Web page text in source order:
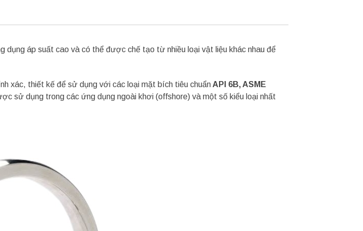
áp suất cao và có thể được chế tạo từ nhiều loại vật liệu khác nhau để
xác, thiết kế để sử dụng với các loại mặt bích tiêu chuẩn API 6B, ASME
sử dụng trong các ứng dụng ngoài khơi (offshore) và một số kiểu loại nhất